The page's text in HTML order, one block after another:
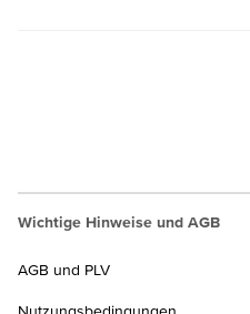
Wichtige Hinweise und AGB
AGB und PLV